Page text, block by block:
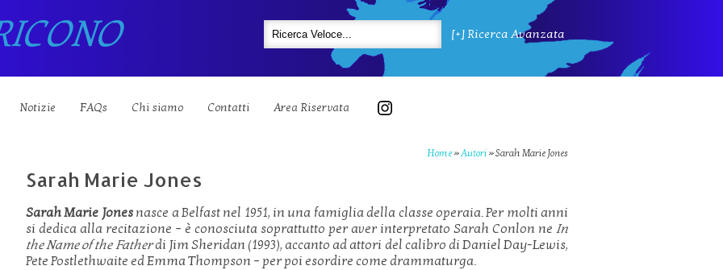
[+] Ricerca Avanzata
Notizie FAQs Chi siamo Contatti Area Riservata
Home »Autori »Sarah Marie Jones
Sarah Marie Jones
Sarah Marie Jonesnasce a Belfast nel 1951, in una famiglia della classe operaia. Per molti anni
si dedica alla recitazione – è conosciuta soprattutto per aver interpretato Sarah Conlon ne In
the Name of the Fatherdi Jim Sheridan (1993), accanto ad attori del calibro di Daniel Day-Lewis,
Pete Postlethwaite ed Emma Thompson – per poi esordire come drammaturga.